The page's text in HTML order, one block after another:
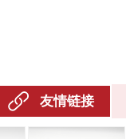
友情链接